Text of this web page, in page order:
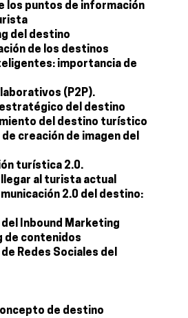
los puntos de información
del destino
de los destinos
importancia de
(P2P).
estratégico del destino
del destino turístico
creación de imagen del
turística 2.0.
llegar al turista actual
2.0 del destino:
Inbound Marketing
de contenidos
Redes Sociales del
de destino